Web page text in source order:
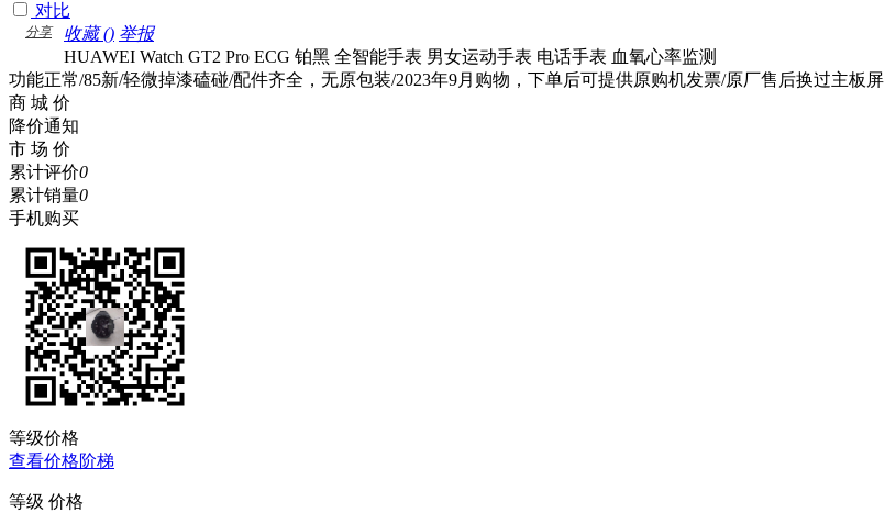
对比
收藏 ()
分享
举报
HUAWEI Watch GT2 Pro ECG 铂黑 全智能手表 男女运动手表 电话手表 血氧心率监测
功能正常/85新/轻微掉漆磕碰/配件齐全，无原包装/2023年9月购物，下单后可提供原购机发票/原厂售后换过主板屏
商 城 价
降价通知
市 场 价
累计评价0
累计销量0
手机购买
等级价格
查看价格阶梯
等级 价格